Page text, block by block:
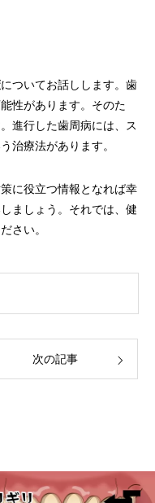
についてお話しします。歯
性があります。そのた
進行した歯周病には、ス
治療法があります。
に役立つ情報となれば幸
ましょう。それでは、健
さい。
次の記事